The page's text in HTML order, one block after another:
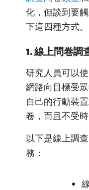
化，但談到要
下這四種方式。
1. 線上問卷調
研究人員可以
網路向目標受
自己的行動裝
卷，而且不受時
以下是線上調
務：